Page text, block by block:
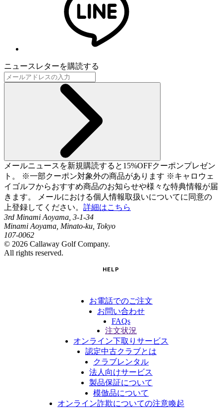
ニュースレターを購読する
メールニュースを新規購読すると15%OFFクーポンプレゼン
ト。 ※一部クーポン対象外の商品があります ※キャロウェ
イゴルフからおすすめ商品のお知らせや様々な特典情報が届
きます。 メールにおける個人情報取扱いについてに同意の
上登録してください。 詳細はこちら
3rd Minami Aoyama, 3-1-34
Minami Aoyama, Minato-ku, Tokyo
107-0062
© 2026 Callaway Golf Company.
All rights reserved.
HELP
お電話でのご注文
お問い合わせ
FAQs
注文状況
オンライン下取りサービス
認定中古クラブとは
クラブレンタル
法人向けサービス
製品保証について
模倣品について
オンライン詐欺についての注意喚起